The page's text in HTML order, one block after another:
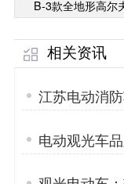
B-3款全地形高尔
相关资讯
江苏电动消
的用途「专
电动观光车
的优点「专